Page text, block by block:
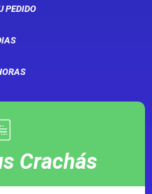
PEDIDO
Crachás